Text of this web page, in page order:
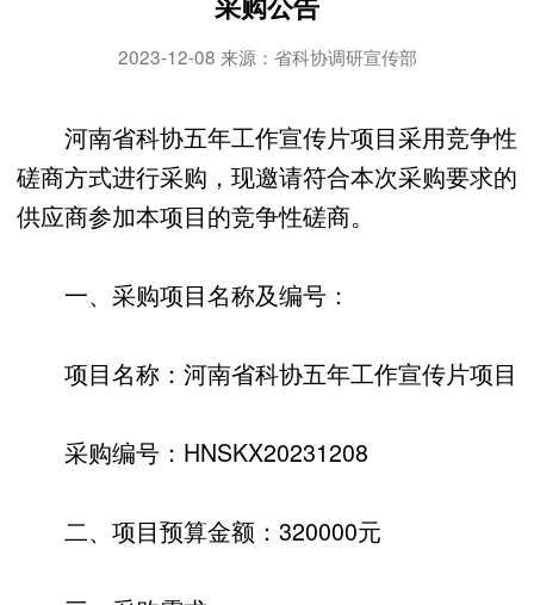
2023-12-08 来源：省科协调研宣传部
河南省科协五年工作宣传片项目采用竞争性
磋商方式进行采购，现邀请符合本次采购要求的
供应商参加本项目的竞争性磋商。
一、采购项目名称及编号：
项目名称：河南省科协五年工作宣传片项目
采购编号：HNSKX20231208
二、项目预算金额：320000元